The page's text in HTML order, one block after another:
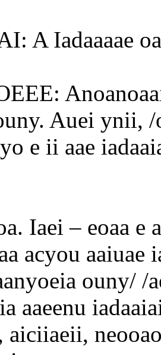
A Iadaaaae
Auei ynii,
e ii aae
Iaei – eoaa e
acyou aaiuae
ouny/ /
aaeenu
aiciiaeii,